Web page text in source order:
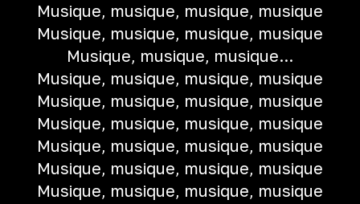
Musique, musique, musique, musique
Musique, musique, musique, musique
Musique, musique, musique...
Musique, musique, musique, musique
Musique, musique, musique, musique
Musique, musique, musique, musique
Musique, musique, musique, musique
Musique, musique, musique, musique
Musique, musique, musique, musique